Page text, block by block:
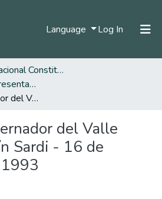
Language Log In (current)
Asamblea Nacional Constituyente
Organismo de Representantes Constituyente
Carta del gobernador del Valle Carlos Holguín Sardi - 16 de Diciembre de 1993
del Valle
Sardi - 16 de